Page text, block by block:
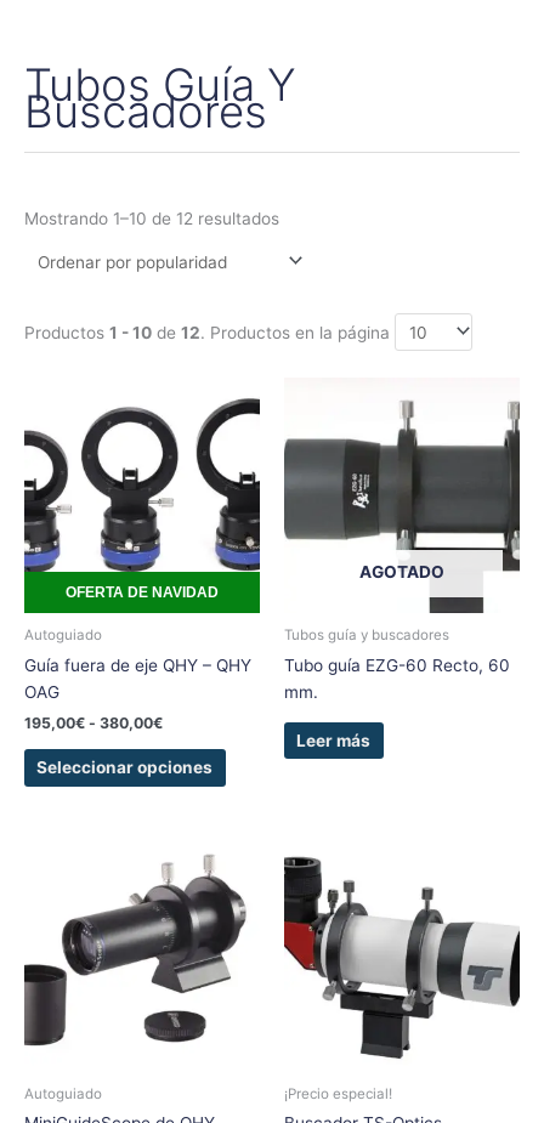
Tubos Guía Y
Buscadores
Mostrando 1–10 de 12 resultados
Ordenado
Productos 1 - 10 de 12. Productos en la página
OFERTA DE NAVIDAD
Autoguiado
Guía fuera de eje QHY – QHY
OAG
195,00€ - 380,00€
precios:
desde
195,00€
hasta
380,00€
Seleccionar opciones
producto
múltiples
variantes.
Las
opciones
se
en
producto
AGOTADO
Tubos guía y buscadores
Tubo guía EZG-60 Recto, 60
mm.
Leer más
Autoguiado ¡Precio especial!